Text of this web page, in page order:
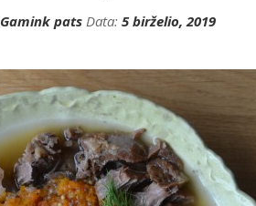
Gamink pats Data: 5 birželio, 2019